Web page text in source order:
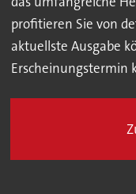
profitieren Sie von
aktuellste Ausgabe
Erscheinungstermin